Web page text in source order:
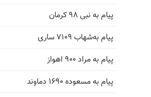
پیام به نبی ۹۸ کرمان
پیام به‌شهاب ۷۱۰۹ ساری
پیام به مراد ۹۰۰ اهواز
پیام به مسعوده ۱۶۹۰ دماوند